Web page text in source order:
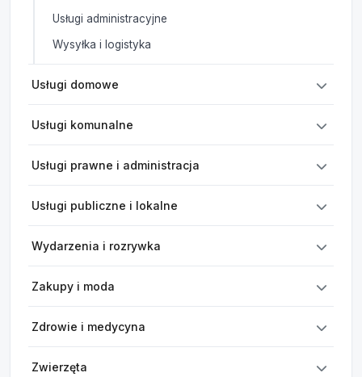
Usługi administracyjne
Wysyłka i logistyka
Usługi domowe
Usługi komunalne
Usługi prawne i administracja
Usługi publiczne i lokalne
Wydarzenia i rozrywka
Zakupy i moda
Zdrowie i medycyna
Zwierzęta